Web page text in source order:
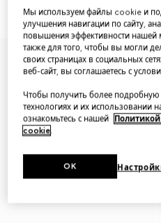
Positano large backpack
Мы используем файлы cookie и
улучшения навигации по сайту,
повышения эффективности нашей
также для того, чтобы вы могли
своих страницах в социальных
веб-сайт, вы соглашаетесь с
Чтобы получить более
технологиях и их использовании
ознакомьтесь с нашей
cookie.
OK